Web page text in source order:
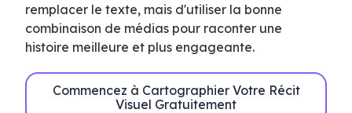
remplacer le texte, mais d'utiliser la bonne
combinaison de médias pour raconter une
histoire meilleure et plus engageante.
Commencez à Cartographier Votre Récit
Visuel Gratuitement